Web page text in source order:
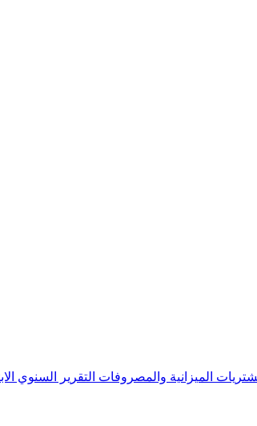
الميزانية والمصروفات التقرير السنوي